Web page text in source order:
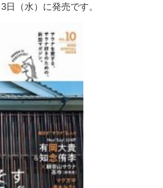
（水）に発売です。